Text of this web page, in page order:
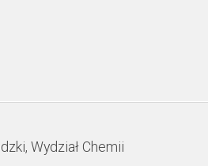
Wydział Chemii